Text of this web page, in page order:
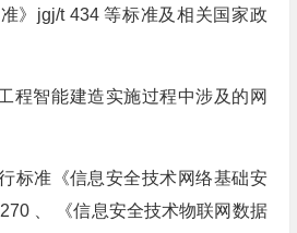
》jgj/t 434 等标准及相关国家政
程智能建造实施过程中涉及的网
标准《信息安全技术网络基础安
、 《信息安全技术物联网数据